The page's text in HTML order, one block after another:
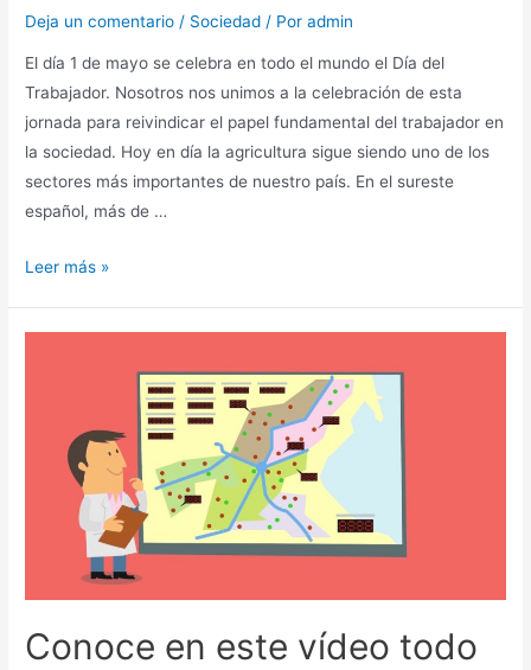
Deja un comentario / Sociedad / Poradmin
El día 1 de mayo se celebra en todo el mundo el Día del
Trabajador. Nosotros nos unimos a la celebración de esta
jornada para reivindicar el papel fundamental del trabajador en
la sociedad. Hoy en día la agricultura sigue siendo uno de los
sectores más importantes de nuestro país. En el sureste
español, más de …
Leer más »
Conoce en este vídeo todo